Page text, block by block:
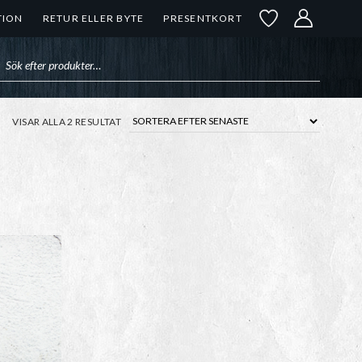
RETUR ELLER BYTE PRESENTKORT
VISAR ALLA 2 RESULTATSORTERA
EFTER